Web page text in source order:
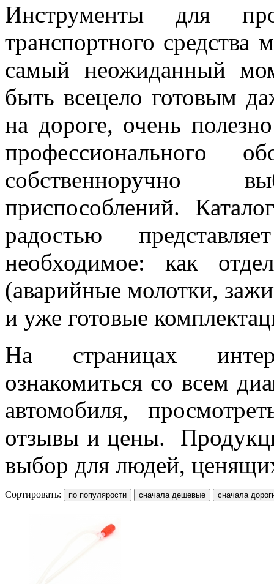
Инструменты для
транспортного средства
самый неожиданный
быть всецело готовым
на дороге, очень
профессионального
собственноручно
приспособлений.
радостью
необходимое: как
(аварийные молотки,
и уже готовые
На страницах
ознакомиться со всем
автомобиля,
отзывы и цены.
выбор для людей,
Сортировать: